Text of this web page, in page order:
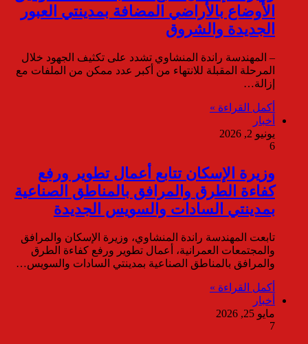
الأوضاع بالأراضي المضافة بمدينتي العبور
الجديدة والشروق
– المهندسة راندة المنشاوي تشدد على تكثيف الجهود خلال
المرحلة المقبلة للانتهاء من أكبر عدد ممكن من الملفات مع
إزالة…
أكمل القراءة »
أخبار
يونيو 2, 2026
6
وزيرة الإسكان تتابع أعمال تطوير ورفع
كفاءة الطرق والمرافق بالمناطق الصناعية
بمدينتي السادات والسويس الجديدة
تابعت المهندسة راندة المنشاوي، وزيرة الإسكان والمرافق
والمجتمعات العمرانية، أعمال تطوير ورفع كفاءة الطرق
والمرافق بالمناطق الصناعية بمدينتي السادات والسويس…
أكمل القراءة »
أخبار
مايو 25, 2026
7